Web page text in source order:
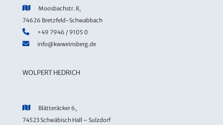
Moosbachstr. 8,
74626 Bretzfeld-Schwabbach
+49 7946 / 9105 0
info@kwweinsberg.de
WOLPERT HEDRICH
Blätteräcker 6,
74523 Schwäbisch Hall – Sulzdorf